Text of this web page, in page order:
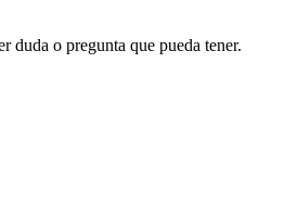
duda o pregunta que pueda tener.